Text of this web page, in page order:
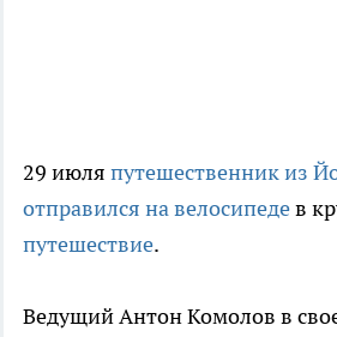
29 июля путешественник из
отправился на велосипедев
путешествие.
Ведущий Антон Комолов в